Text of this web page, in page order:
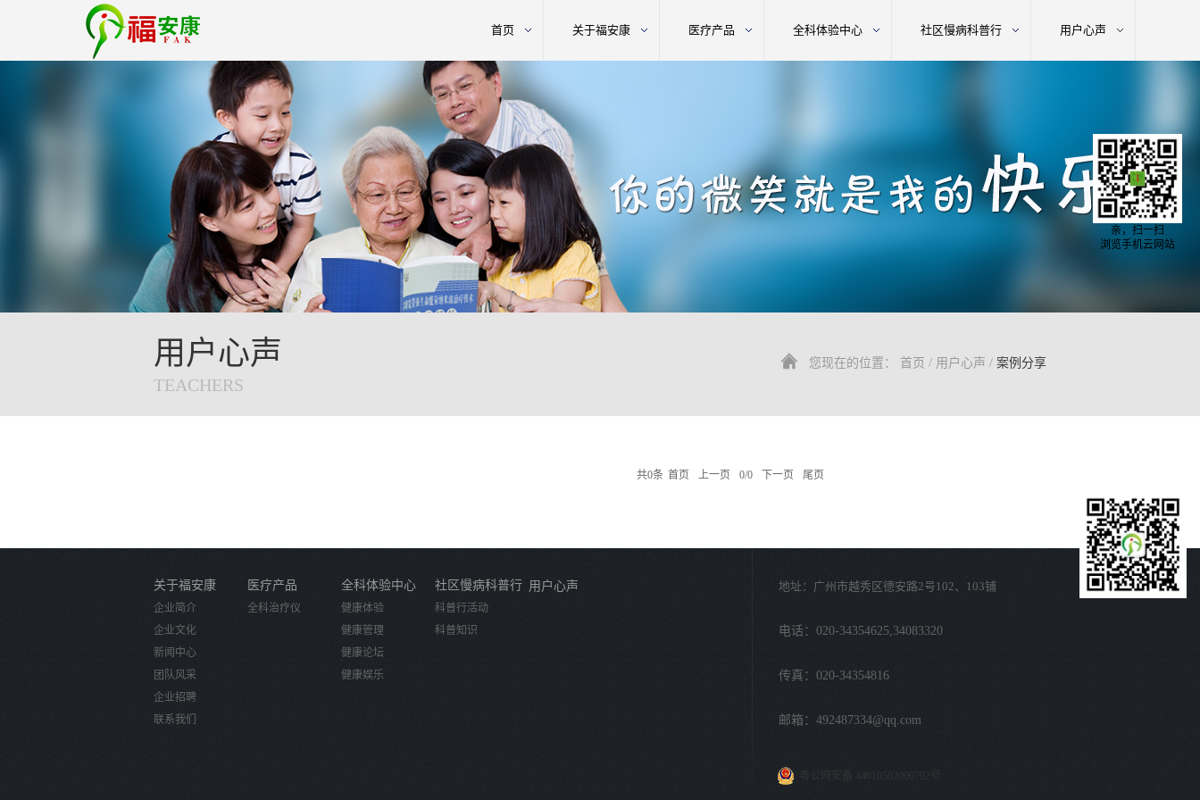
首页 关于福安康 医疗产品 全科体验中心 社区慢病科普行 用户心声
用户心声
TEACHERS
您现在的位置： 首页 / 用户心声 / 案例分享
共0条 首页 上一页 0/0 下一页 尾页
关于福安康
企业简介
企业文化
新闻中心
团队风采
企业招聘
联系我们
医疗产品
全科治疗仪
全科体验中心
健康体验
健康管理
健康论坛
健康娱乐
社区慢病科普行
科普行活动
科普知识
用户心声 地址：广州市越秀区德安路2号102、103铺
电话：020-34354625,34083320
传真：020-34354816
邮箱：492487334@qq.com
粤公网安备 44010502000792号
亲，扫一扫
浏览手机云网站